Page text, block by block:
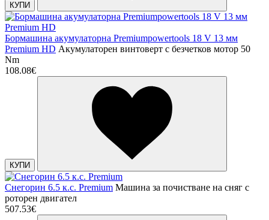
КУПИ
Бормашина акумулаторна Premiumpowertools 18 V 13 мм
Premium HD Акумулаторен винтоверт с безчетков мотор 50
Nm
108.08€
КУПИ
Снегорин 6.5 к.с. Premium Машина за почистване на сняг с
роторен двигател
507.53€